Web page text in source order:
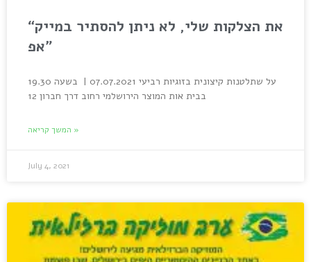
“את הצלקות שלי, לא ניתן להסתיר במייק
אפ”
על שתלטנות קיצונית בזוגיות רביעי 07.07.2021 | בשעה 19.30
בבית אות המוצר הירושלמי רחוב דרך חברון 12
המשך קריאה »
July 4, 2021